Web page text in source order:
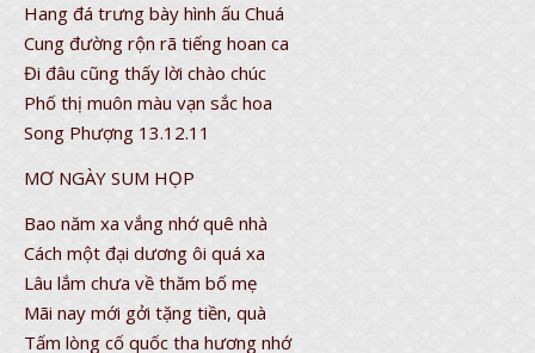
Hang đá trưng bày hình ấu Chuá
Cung đường rộn rã tiếng hoan ca
Đi đâu cũng thấy lời chào chúc
Phố thị muôn màu vạn sắc hoa
Song Phượng 13.12.11
MƠ NGÀY SUM HỌP
Bao năm xa vắng nhớ quê nhà
Cách một đại dương ôi quá xa
Lâu lắm chưa về thăm bố mẹ
Mãi nay mới gởi tặng tiền, quà
Tấm lòng cố quốc tha hương nhớ